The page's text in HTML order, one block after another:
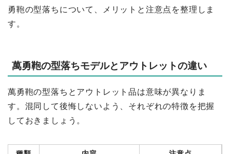
勇鞄の型落ちについて、メリットと注意点を整理しま
す。
萬勇鞄の型落ちモデルとアウトレットの違い
萬勇鞄の型落ちとアウトレット品は意味が異なりま
す。混同して後悔しないよう、それぞれの特徴を把握
しておきましょう。